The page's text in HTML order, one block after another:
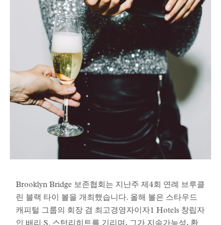
Brooklyn Bridge 보존협회는 지난주 제4회 연례 브루클
린 블랙 타이 볼을 개최했습니다. 올해 볼은 스타우드
캐피털 그룹의 회장 겸 최고경영자이자1 Hotels 창립자